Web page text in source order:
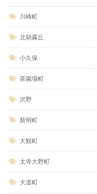
川崎町
北朝霧丘
小久保
茶園場町
沢野
新明町
大観町
太寺大野町
大道町